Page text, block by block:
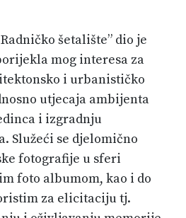
šetalište” dio je
mog interesa za
i urbanističko
utjecaja ambijenta
i izgradnju
Služeći se djelomično
fotografije u sferi
foto albumom, kao i do
za elicitaciju tj.